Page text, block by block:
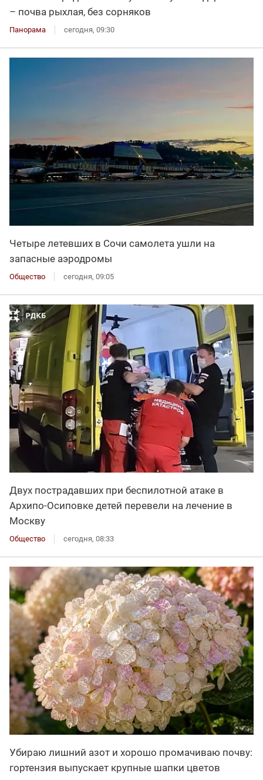
– почва рыхлая, без сорняков
Панорама сегодня, 09:30
Четыре летевших в Сочи самолета ушли на
запасные аэродромы
Общество сегодня, 09:05
Двух пострадавших при беспилотной атаке в
Архипо-Осиповке детей перевели на лечение в
Москву
Общество сегодня, 08:33
Убираю лишний азот и хорошо промачиваю почву:
гортензия выпускает крупные шапки цветов